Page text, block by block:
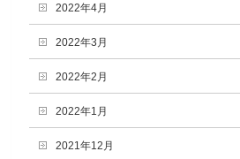
2022年4月
2022年3月
2022年2月
2022年1月
2021年12月